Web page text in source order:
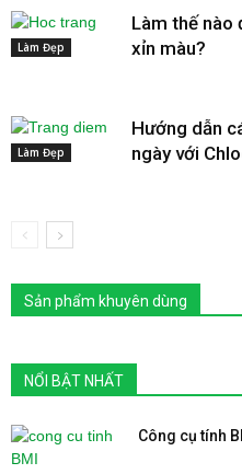
Làm Đẹp
Làm thế nào
xỉn màu?
Làm Đẹp
Hướng dẫn
ngày với
Sản phẩm khuyên dùng
NỔI BẬT NHẤT
Công cụ tính